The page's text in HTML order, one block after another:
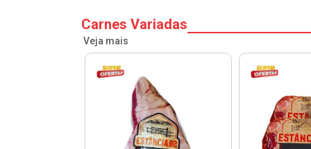
Carnes Variadas
Veja mais